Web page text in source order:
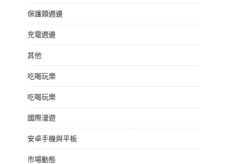
保護類週邊
充電週邊
其他
吃喝玩樂
吃喝玩樂
國際漫遊
安卓手機與平板
市場動態